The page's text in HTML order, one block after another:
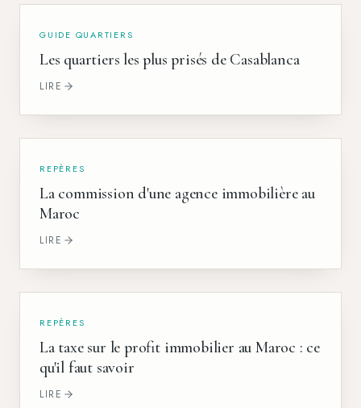
GUIDE QUARTIERS
Les quartiers les plus prisés de Casablanca
LIRE
REPÈRES
La commission d'une agence immobilière au
Maroc
LIRE
REPÈRES
La taxe sur le profit immobilier au Maroc : ce
qu'il faut savoir
LIRE